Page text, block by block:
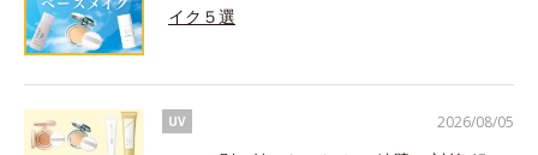
イク５選
UV 2026/08/05